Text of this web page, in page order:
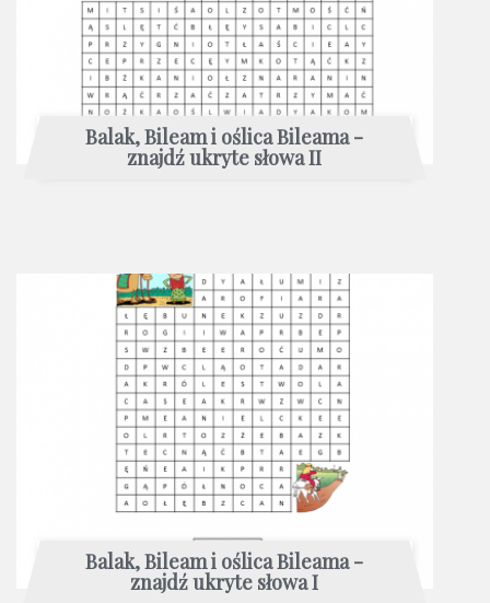
Balak, Bileam i oślica Bileama -
znajdź ukryte słowa II
Balak, Bileam i oślica Bileama -
znajdź ukryte słowa I